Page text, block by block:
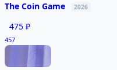
The Coin Game 2026
475 ₽
457